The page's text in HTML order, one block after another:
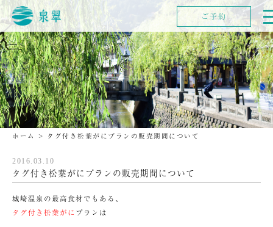
ホーム > タグ付き松葉がにプランの販売期間について
2016.03.10
タグ付き松葉がにプランの販売期間について
城崎温泉の最高食材でもある、
タグ付き松葉がに プランは
ご予約